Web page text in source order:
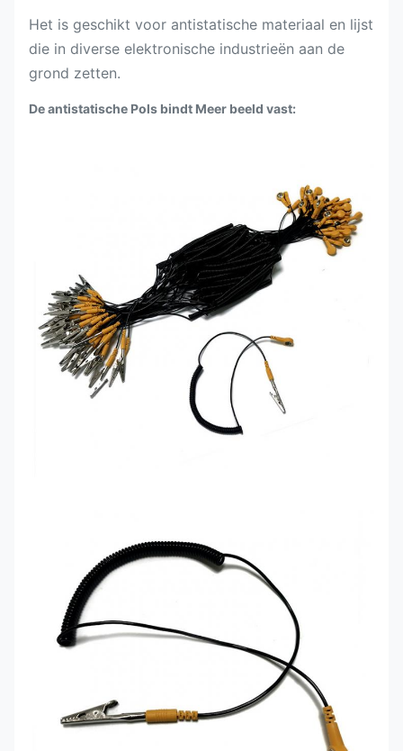
Het is geschikt voor antistatische materiaal en lijst
die in diverse elektronische industrieën aan de
grond zetten.
De antistatische Pols bindt Meer beeld vast: